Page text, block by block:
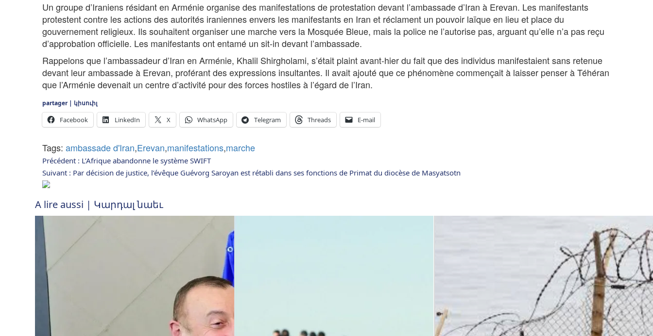
Un groupe d’Iraniens résidant en Arménie organise des manifestations de protestation devant l’ambassade d’Iran à Erevan. Les manifestants
protestent contre les actions des autorités iraniennes envers les manifestants en Iran et réclament un pouvoir laïque en lieu et place du
gouvernement religieux. Ils souhaitent organiser une marche vers la Mosquée Bleue, mais la police ne l’autorise pas, arguant qu’elle n’a pas reçu
d’approbation officielle. Les manifestants ont entamé un sit-in devant l’ambassade.
Rappelons que l’ambassadeur d’Iran en Arménie, Khalil Shirgholami, s’était plaint avant-hier du fait que des individus manifestaient sans retenue
devant leur ambassade à Erevan, proférant des expressions insultantes. Il avait ajouté que ce phénomène commençait à laisser penser à Téhéran
que l’Arménie devenait un centre d’activité pour des forces hostiles à l’égard de l’Iran.
partager | կիսուիլ
Facebook LinkedIn X WhatsApp Telegram Threads E-mail
Tags: ambassade d'Iran,Erevan,manifestations,marche
Navigation
d’article
Précédent : L’Afrique abandonne le système SWIFT
Suivant : Par décision de justice, l’évêque Guévorg Saroyan est rétabli dans ses fonctions de Primat du diocèse de Masyatsotn
A lire aussi | Կարդալ նաեւ